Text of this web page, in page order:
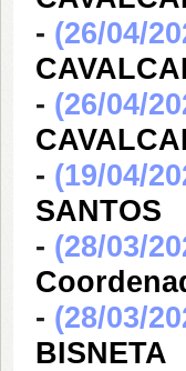
- (26/04/
- (26/04/
- (19/04/
SANTOS
- (28/03/
- (28/03/
BISNETA